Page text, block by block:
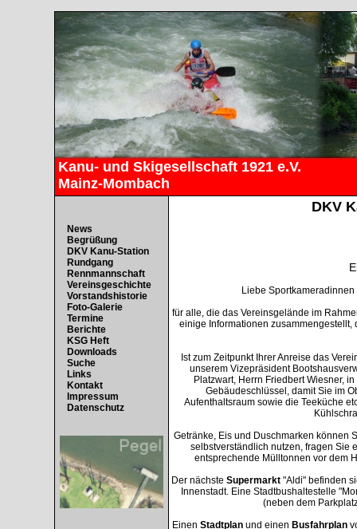
Kanu- und Skigesellschaft 1921 e.V.
Mainz-Mombach
News
Begrüßung
DKV Kanu-Station
Rundgang
Rennmannschaft
Vereinsgeschichte
Vorstandshistorie
Foto-Galerie
Termine
Berichte
KSG Heft
Downloads
Suche
Links
Kontakt
Impressum
Datenschutz
DKV
Liebe
für alle, die das Vereinsgelände im
einige Informationen
Ist zum Zeitpunkt Ihrer Anreise das
unserem Vizepräsident
Platzwart, Herrn Friedbert Wiesner,
Gebäudeschlüssel, damit Sie im
Aufenthaltsraum sowie die Teeküche
Getränke, Eis und Duschmarken können
selbstverständlich nutzen, fragen Sie
entsprechende Mülltonnen vor dem
Der nächste Supermarkt "Aldi" befinden
Innenstadt. Eine Stadtbushaltestelle
(neben dem
Einen Stadtplanund einen Busfahrplan